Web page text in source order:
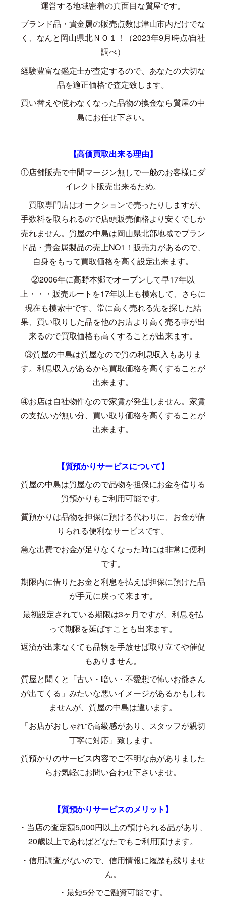
運営する地域密着の真面目な質屋です。
ブランド品・貴金属の販売点数は津山市内だけでな
く、なんと岡山県北ＮＯ１！（2023年9月時点/自社
調べ）
経験豊富な鑑定士が査定するので、あなたの大切な
品を適正価格で査定致します。
買い替えや使わなくなった品物の換金なら質屋の中
島にお任せ下さい。
【高価買取出来る理由】
①店舗販売で中間マージン無しで一般のお客様にダ
イレクト販売出来るため。
買取専門店はオークションで売ったりしますが、
手数料を取られるので店頭販売価格より安くでしか
売れません。質屋の中島は岡山県北部地域でブラン
ド品・貴金属製品の売上NO1 ！販売力があるので、
自身をもって買取価格を高く設定出来ます。
②2006年に高野本郷でオープンして早17年以
上・・・販売ルートを17年以上も模索して、さらに
現在も模索中です。常に高く売れる先を探した結
果、買い取りした品を他のお店より高く売る事が出
来るので買取価格も高くすることが出来ます。
③質屋の中島は質屋なので質の利息収入もありま
す。利息収入があるから買取価格を高くすることが
出来ます。
④お店は自社物件なので家賃が発生しません。家賃
の支払いが無い分、買い取り価格を高くすることが
出来ます。
【質預かりサービスについて】
質屋の中島は質屋なので品物を担保にお金を借りる
質預かりもご利用可能です。
質預かりは品物を担保に預ける代わりに、お金が借
りられる便利なサービスです。
急な出費でお金が足りなくなった時には非常に便利
です。
期限内に借りたお金と利息を払えば担保に預けた品
が手元に戻って来ます。
最初設定されている期限は3ヶ月ですが、利息を払
って期限を延ばすことも出来ます。
返済が出来なくても品物を手放せば取り立てや催促
もありません。
質屋と聞くと「古い・暗い・不愛想で怖いお爺さん
が出てくる」みたいな悪いイメージがあるかもしれ
ませんが、質屋の中島は違います。
「お店がおしゃれで高級感があり、スタッフが親切
丁寧に対応」致します。
質預かりのサービス内容でご不明な点がありました
らお気軽にお問い合わせ下さいませ。
【質預かりサービスのメリット】
・当店の査定額5,000円以上の預けられる品があり、
20歳以上であればどなたでもご利用頂けます。
・信用調査がないので、信用情報に履歴も残りませ
ん。
・最短5分でご融資可能です。